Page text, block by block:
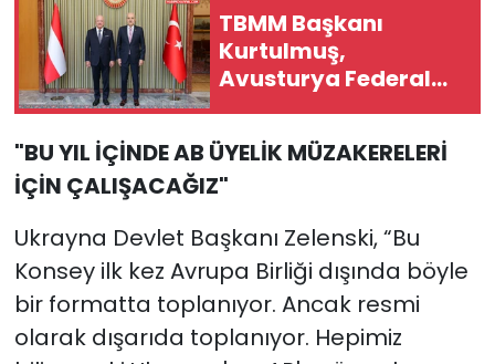
TBMM Başkanı
Kurtulmuş,
Avusturya Federal
Şansölyesi Stocker ile
görüştü
"BU YIL İÇİNDE AB ÜYELİK MÜZAKERELERİ
İÇİN ÇALIŞACAĞIZ"
Ukrayna Devlet Başkanı Zelenski, “Bu
Konsey ilk kez Avrupa Birliği dışında böyle
bir formatta toplanıyor. Ancak resmi
olarak dışarıda toplanıyor. Hepimiz